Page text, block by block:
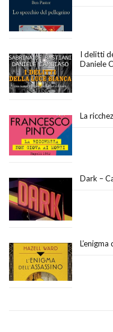
I delitti
Daniele
La
Dark –